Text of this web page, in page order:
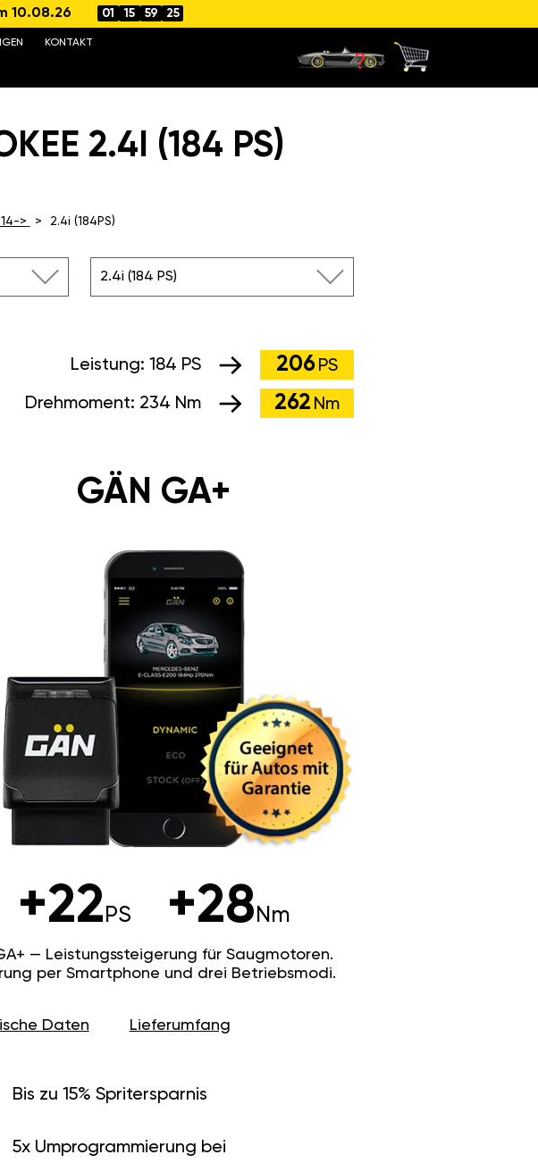
10.08.26 01 15 59 24
KONTAKT
2.4I (184 PS)
> 2.4i (184PS)
2.4i (184 PS)
Leistung: 184 PS 206 PS
Drehmoment: 234 Nm 262 Nm
GÄN GA+
+22PS +28Nm
— Leistungssteigerung für Saugmotoren.
per Smartphone und drei Betriebsmodi.
Daten Lieferumfang
Bis zu 15% Spritersparnis
5x Umprogrammierung bei